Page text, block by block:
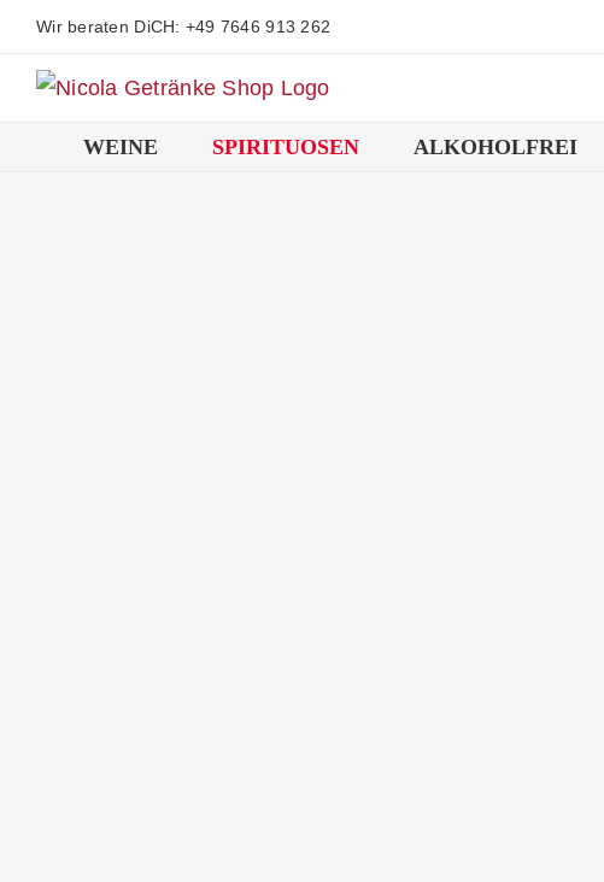
Zum
springen
Wir beraten DiCH: +49 7646 913 262
WEINE SPIRITUOSEN ALKOHOLFREI